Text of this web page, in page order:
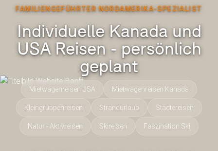
FAMILIENGEFÜHRTER NORDAMERIKA-SPEZIALIST
Individuelle Kanada und
USA Reisen - persönlich
geplant
Mietwagenreisen USA Mietwagenreisen Kanada
Kleingruppenreisen Strandurlaub Städtereisen
Natur - Aktivreisen Skireisen Faszination Ski